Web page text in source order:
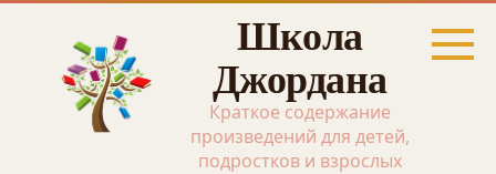
Перейти
Школа
Джордана
Краткое содержание
произведений для детей,
подростков и взрослых